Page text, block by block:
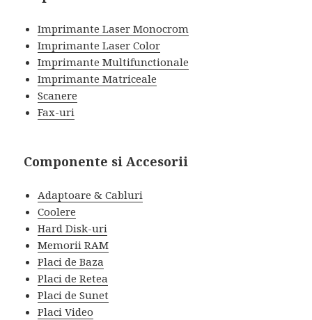
Imprimante Laser Monocrom
Imprimante Laser Color
Imprimante Multifunctionale
Imprimante Matriceale
Scanere
Fax-uri
Componente si Accesorii
Adaptoare & Cabluri
Coolere
Hard Disk-uri
Memorii RAM
Placi de Baza
Placi de Retea
Placi de Sunet
Placi Video